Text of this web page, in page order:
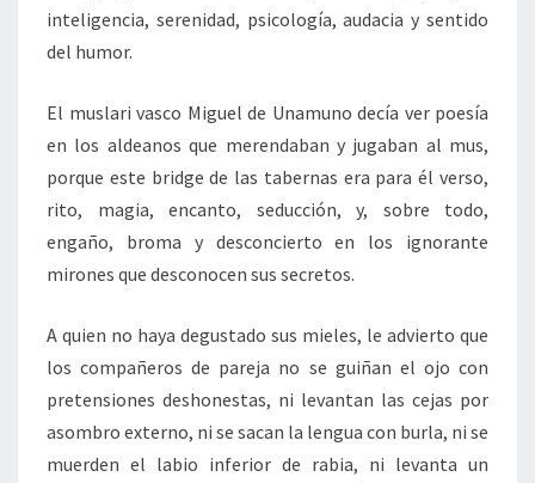
inteligencia, serenidad, psicología, audacia y sentido
del humor.
El muslari vasco Miguel de Unamuno decía ver poesía
en los aldeanos que merendaban y jugaban al mus,
porque este bridge de las tabernas era para él verso,
rito, magia, encanto, seducción, y, sobre todo,
engaño, broma y desconcierto en los ignorante
mirones que desconocen sus secretos.
A quien no haya degustado sus mieles, le advierto que
los compañeros de pareja no se guiñan el ojo con
pretensiones deshonestas, ni levantan las cejas por
asombro externo, ni se sacan la lengua con burla, ni se
muerden el labio inferior de rabia, ni levanta un